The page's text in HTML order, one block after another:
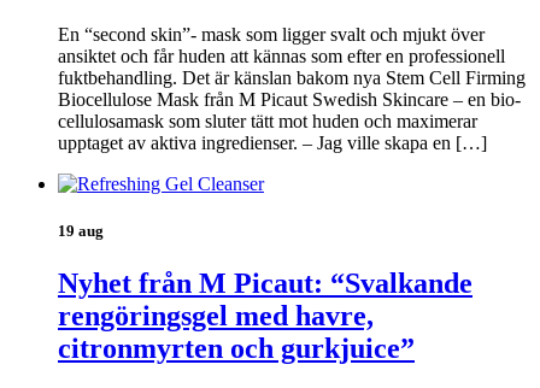
En “second skin”- mask som ligger svalt och mjukt över
ansiktet och får huden att kännas som efter en professionell
fuktbehandling. Det är känslan bakom nya Stem Cell Firming
Biocellulose Mask från M Picaut Swedish Skincare – en bio-
cellulosamask som sluter tätt mot huden och maximerar
upptaget av aktiva ingredienser. – Jag ville skapa en […]
19 aug
Nyhet från M Picaut: “Svalkande
rengöringsgel med havre,
citronmyrten och gurkjuice”